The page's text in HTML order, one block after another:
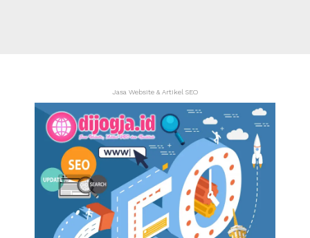
Jasa Website & Artikel SEO